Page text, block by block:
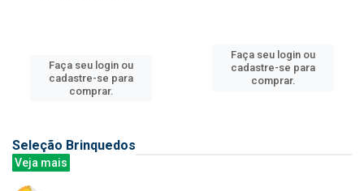
Faça seu login ou
cadastre-se para
comprar.
Faça seu login ou
cadastre-se para
comprar.
Seleção Brinquedos
Veja mais